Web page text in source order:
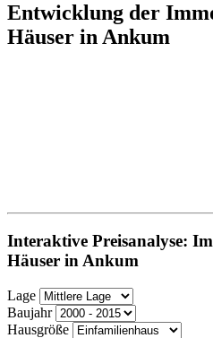
Entwicklung der
Häuser in Ankum
Interaktive Preisanalyse:
Häuser in Ankum
Lage
Baujahr
Hausgröße